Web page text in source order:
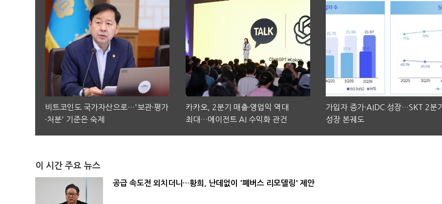
비트코인도 국가자산으로…'보관·평가
·처분' 기준은 숙제
카카오, 2분기 매출·영업익 역대
최대…에이전트 AI 수익화 관건
가입자 증가·AIDC 성장…SKT 2분기
성장 본궤도
이 시간 주요 뉴스
공급 속도전 외치더니…황희, 난데없이 '폐버스 리모델링' 제안